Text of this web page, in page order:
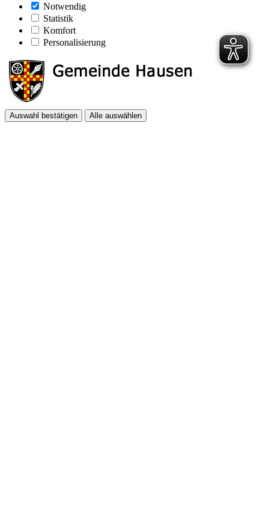
Notwendig
Statistik
Komfort
Personalisierung
Auswahl bestätigen Alle auswählen